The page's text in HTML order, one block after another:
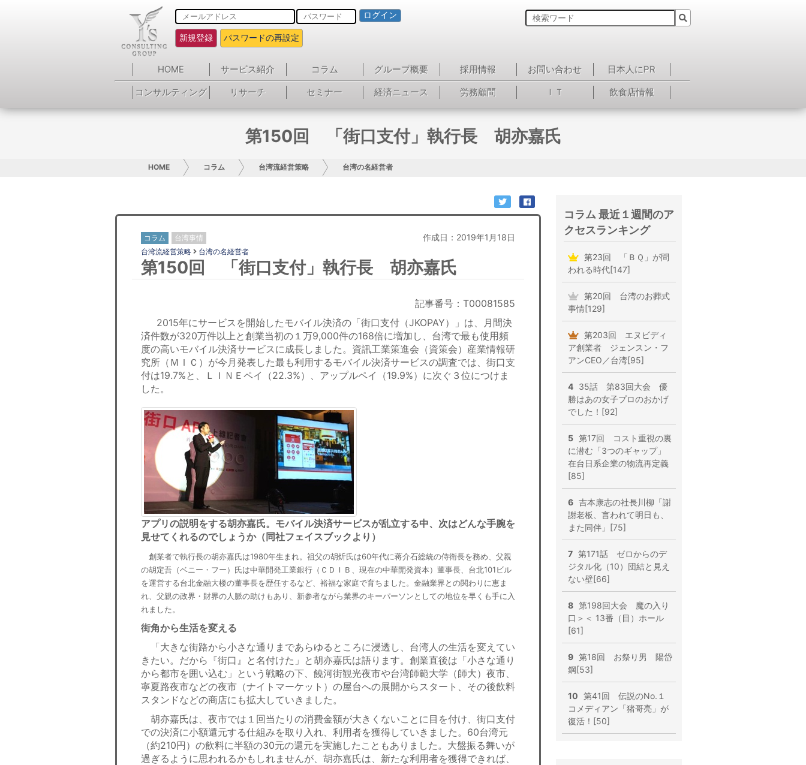
ログイン
新規登録 パスワードの再設定
HOME サービス紹介 コラム グループ概要 採用情報 お問い合わせ
日本人にPR
コンサルティング
リサーチ セミナー 経済ニュース 労務顧問 ＩＴ 飲食店情報
第150回 「街口支付」執行長 胡亦嘉氏
HOME コラム 台湾流経営策略 台湾の名経営者
コラム 台湾事情 作成日：2019年1月18日
台湾流経営策略 台湾の名経営者
第150回 「街口支付」執行長 胡亦嘉氏
記事番号：T00081585
2015年にサービスを開始したモバイル決済の「街口支付（JKOPAY）」は、月間決
済件数が320万件以上と創業当初の１万9,000件の168倍に増加し、台湾で最も使用頻
度の高いモバイル決済サービスに成長しました。資訊工業策進会（資策会）産業情報研
究所（ＭＩＣ）が今月発表した最も利用するモバイル決済サービスの調査では、街口支
付は19.7%と、ＬＩＮＥペイ（22.3%）、アップルペイ（19.9%）に次ぐ３位につけま
した。
アプリの説明をする胡亦嘉氏。モバイル決済サービスが乱立する中、次はどんな手腕を
見せてくれるのでしょうか（同社フェイスブックより）
創業者で執行長の胡亦嘉氏は1980年生まれ。祖父の胡炘氏は60年代に蒋介石総統の侍衛長を務め、父親
の胡定吾（ベニー・フー）氏は中華開発工業銀行（ＣＤＩＢ、現在の中華開発資本）董事長、台北101ビル
を運営する台北金融大楼の董事長を歴任するなど、裕福な家庭で育ちました。金融業界との関わりに恵ま
れ、父親の政界・財界の人脈の助けもあり、新参者ながら業界のキーパーソンとしての地位を早くも手に入
れました。
街角から生活を変える
「大きな街路から小さな通りまであらゆるところに浸透し、台湾人の生活を変えてい
きたい。だから『街口』と名付けた」と胡亦嘉氏は語ります。創業直後は「小さな通り
から都市を囲い込む」という戦略の下、饒河街観光夜市や台湾師範大学（師大）夜市、
寧夏路夜市などの夜市（ナイトマーケット）の屋台への展開からスタート、その後飲料
スタンドなどの商店にも拡大していきました。
胡亦嘉氏は、夜市では１回当たりの消費金額が大きくないことに目を付け、街口支付
での決済に小額還元する仕組みを取り入れ、利用者を獲得していきました。60台湾元
（約210円）の飲料に半額の30元の還元を実施したこともありました。大盤振る舞いが
過ぎるように思われるかもしれませんが、胡亦嘉氏は、新たな利用者を獲得できれば、
コラム 最近１週間のア
クセスランキング
第23回 「ＢＱ」が問
われる時代[147]
第20回 台湾のお葬式
事情[129]
第203回 エヌビディ
ア創業者 ジェンスン・フ
アンCEO／台湾[95]
4 35話 第83回大会 優
勝はあの女子プロのおかげ
でした！[92]
5 第17回 コスト重視の裏
に潜む「3つのギャップ」
在台日系企業の物流再定義
[85]
6 吉本康志の社長川柳「謝
謝老板、言われて明日も、
また同伴」[75]
7 第171話 ゼロからのデ
ジタル化（10）団結と見え
ない壁[66]
8 第198回大会 魔の入り
口＞＜ 13番（目）ホール
[61]
9 第18回 お祭り男 陽岱
鋼[53]
10 第41回 伝説のNo.１
コメディアン「猪哥亮」が
復活！[50]